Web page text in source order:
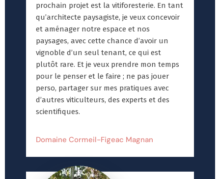
prochain projet est la vitiforesterie. En tant
qu’architecte paysagiste, je veux concevoir
et aménager notre espace et nos
paysages, avec cette chance d’avoir un
vignoble d’un seul tenant, ce qui est
plutôt rare. Et je veux prendre mon temps
pour le penser et le faire ; ne pas jouer
perso, partager sur mes pratiques avec
d’autres viticulteurs, des experts et des
scientifiques.
Domaine Cormeil-Figeac Magnan